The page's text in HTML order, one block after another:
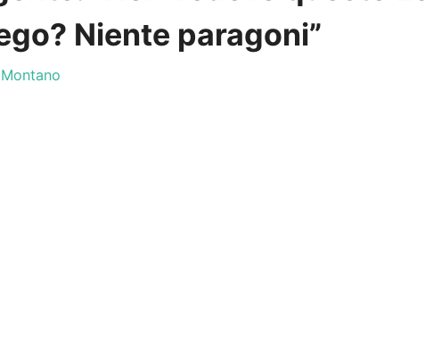
Niente paragoni”